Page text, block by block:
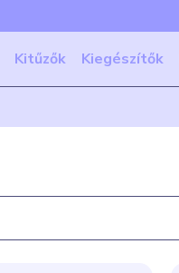
Kitűzők Kiegészítők